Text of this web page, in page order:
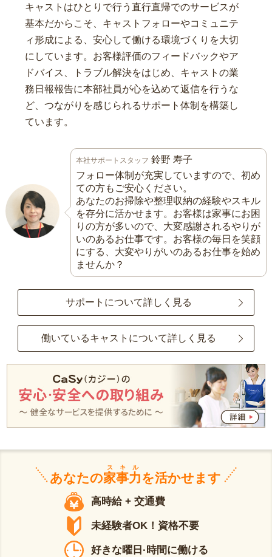
キャストはひとりで行う直行直帰でのサービスが
基本だからこそ、キャストフォローやコミュニテ
ィ形成による、安心して働ける環境づくりを大切
にしています。お客様評価のフィードバックやア
ドバイス、トラブル解決をはじめ、キャストの業
務日報報告に本部社員が心を込めて返信を行うな
ど、つながりを感じられるサポート体制を構築し
ています。
本社サポートスタッフ 鈴野 寿子
フォロー体制が充実していますので、初め
ての方もご安心ください。
あなたのお掃除や整理収納の経験やスキル
を存分に活かせます。お客様は家事にお困
りの方が多いので、大変感謝されるやりが
いのあるお仕事です。お客様の毎日を笑顔
にする、大変やりがいのあるお仕事を始め
ませんか？
サポートについて詳しく見る
働いているキャストについて詳しく見る
あなたの家事力
スキル
を活かせます
高時給 + 交通費
未経験者OK！資格不要
好きな曜日·時間に働ける